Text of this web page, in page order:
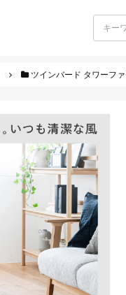
ツインバード タワーフ